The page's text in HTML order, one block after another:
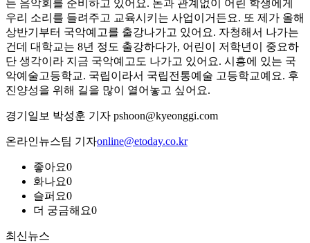
는 음악회를 준비하고 있어요. 돈과 관계없이 어린 학생에게
우리 소리를 들려주고 교육시키는 사업이거든요. 또 제가 올해
상반기부터 국악예고를 출강나가고 있어요. 자청해서 나가는
건데 대학교는 8년 정도 출강하다가, 어린이 저학년이 중요하
단 생각이라 지금 국악예고도 나가고 있어요. 시흥에 있는 국
악예술고등학교. 국립이라서 국립전통예술 고등학교예요. 후
진양성을 위해 길을 많이 열어놓고 싶어요.
경기일보 박성훈 기자 pshoon@kyeonggi.com
온라인뉴스팀 기자online@etoday.co.kr
좋아요0
화나요0
슬퍼요0
더 궁금해요0
최신뉴스